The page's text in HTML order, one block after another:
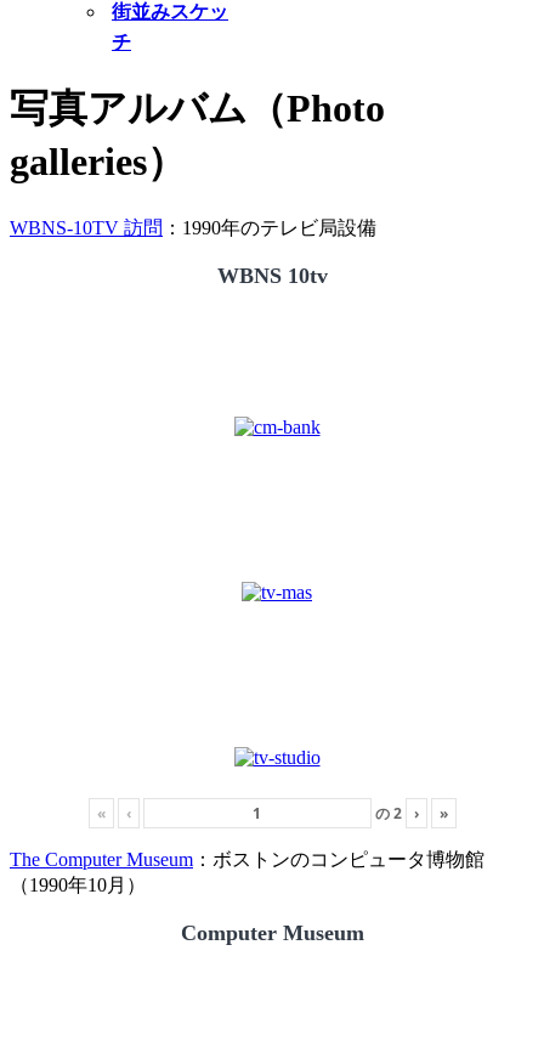
街並みスケッ
チ
写真アルバム（Photo
galleries）
WBNS-10TV 訪問 ：1990年のテレビ局設備
WBNS 10tv
« ‹ の2 › »
The Computer Museum ：ボストンのコンピュータ博物館
（1990年10月）
Computer Museum